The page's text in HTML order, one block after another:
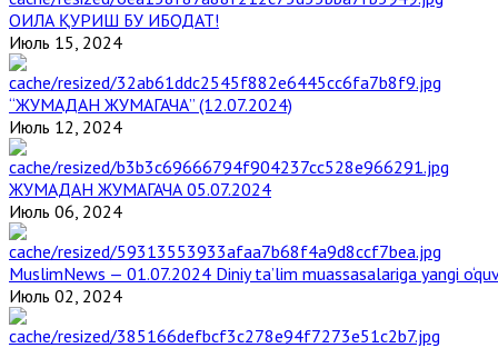
ОИЛА ҚУРИШ БУ ИБОДАТ!
Июль 15, 2024
“ЖУМАДАН ЖУМАГАЧА” (12.07.2024)
Июль 12, 2024
ЖУМАДАН ЖУМАГАЧА 05.07.2024
Июль 06, 2024
MuslimNews — 01.07.2024 Diniy ta’lim muassasalariga yangi
Июль 02, 2024